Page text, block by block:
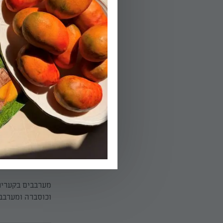
הוראות הכנה:
01.
משנות את
הפעלת
02.
מערבבים
וכוסברה